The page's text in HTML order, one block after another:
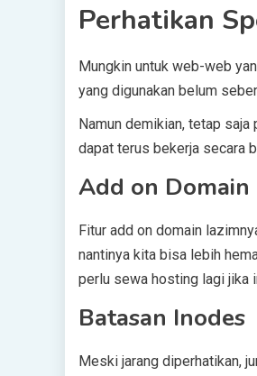
Perhatikan
Mungkin untuk web-web
yang digunakan belum
Namun demikian, tetap
dapat terus bekerja secara
Add on Domain
Fitur add on domain
nantinya kita bisa lebih
perlu sewa hosting lagi jika
Batasan Inodes
Meski jarang diperhatikan,